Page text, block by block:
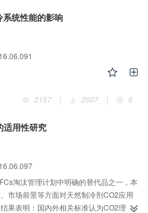
统性能的影响
2157
| 2607 | 6
适用性研究
淘汰管理计划中明确的替代品之一，本
市场前景等方面对天然制冷剂CO2应用
果表明：国内外相关标准认为CO2理论